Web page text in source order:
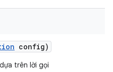
config)
trên lời gọi